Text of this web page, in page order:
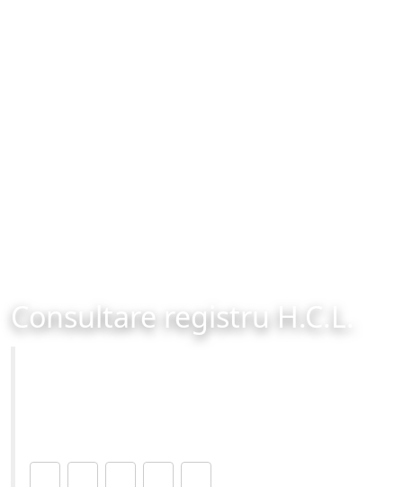
Consultare registru H.C.L.